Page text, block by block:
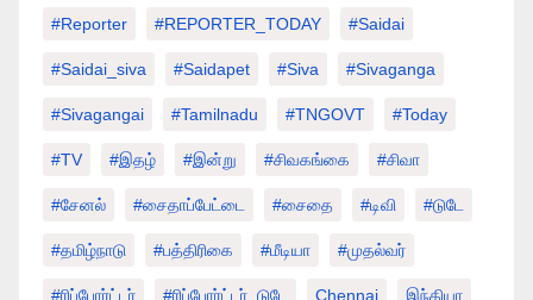
#Reporter #REPORTER_TODAY #saidai
#saidai_siva #saidapet #Siva #Sivaganga
#sivagangai #tamilnadu #TNGOVT #today
#TV #இதழ் #இன்று #சிவகங்கை #சிவா
#சேனல் #சைதாப்பேட்டை #சைதை #டிவி #டுடே
#தமிழ்நாடு #பத்திரிகை #மீடியா #முதல்வர்
#ரிப்போர்ட்டர் #ரிப்போர்ட்டர்_டுடே Chennai இந்தியா